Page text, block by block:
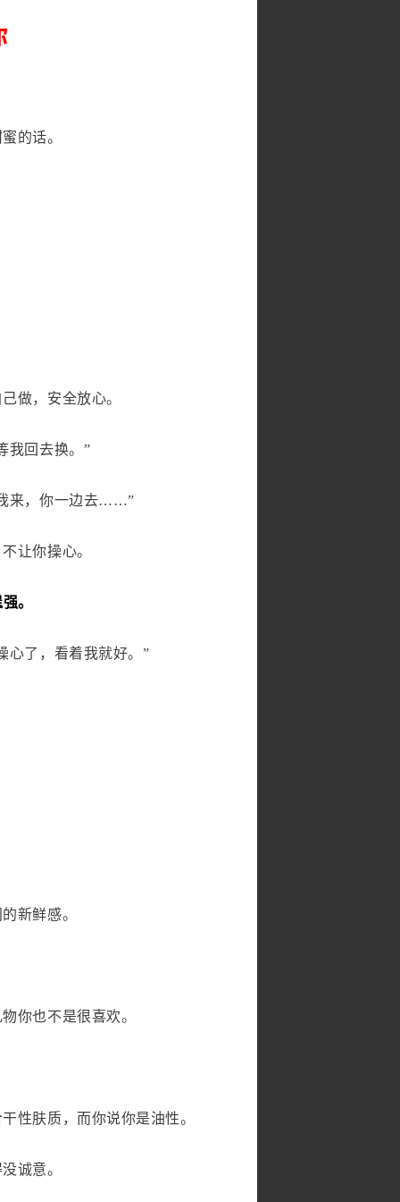
的话。
做，安全放心。
我回去换。”
来，你一边去……”
让你操心。
。
心了，看着我就好。”
新鲜感。
你也不是很喜欢。
性肤质，而你说你是油性。
诚意。